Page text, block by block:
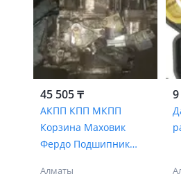
45 505 ₸
АКПП КПП МКПП
Корзина Маховик
Фердо Подшипник
Двигатель Головка
Алматы